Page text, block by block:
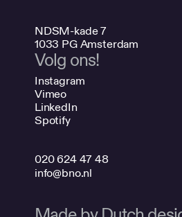
NDSM-kade 7
1033 PG Amsterdam
Volg ons!
Instagram
Vimeo
LinkedIn
Spotify
020 624 47 48
info@bno.nl